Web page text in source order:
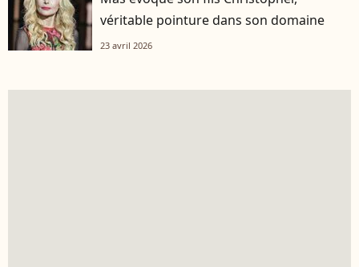
véritable pointure dans son domaine
23 avril 2026